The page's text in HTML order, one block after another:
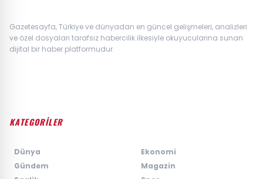
Gazetesayfa, Türkiye ve dünyadan en güncel gelişmeleri, analizleri
ve özel dosyaları tarafsız habercilik ilkesiyle okuyucularına sunan
dijital bir haber platformudur.
KATEGORİLER
Dünya
Ekonomi
Gündem
Magazin